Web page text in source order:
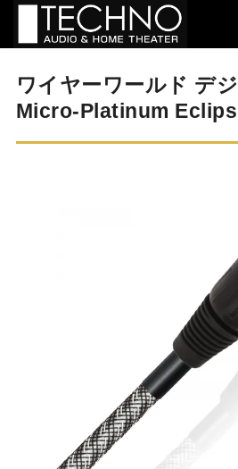
ワイヤーワールド デ
Micro-Platinum